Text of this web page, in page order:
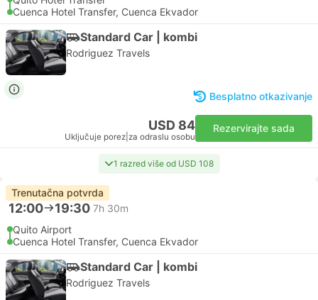
Cuenca Hotel Transfer, Cuenca Ekvador
Standard Car | kombi
Rodriguez Travels
Besplatno otkazivanje
USD 84
Uključuje porez za odraslu osobu
Rezervirajte sada
1 razred više od USD 108
Trenutačna potvrda
12:00 19:30 7h 30m
Quito Airport
Cuenca Hotel Transfer, Cuenca Ekvador
Standard Car | kombi
Rodriguez Travels